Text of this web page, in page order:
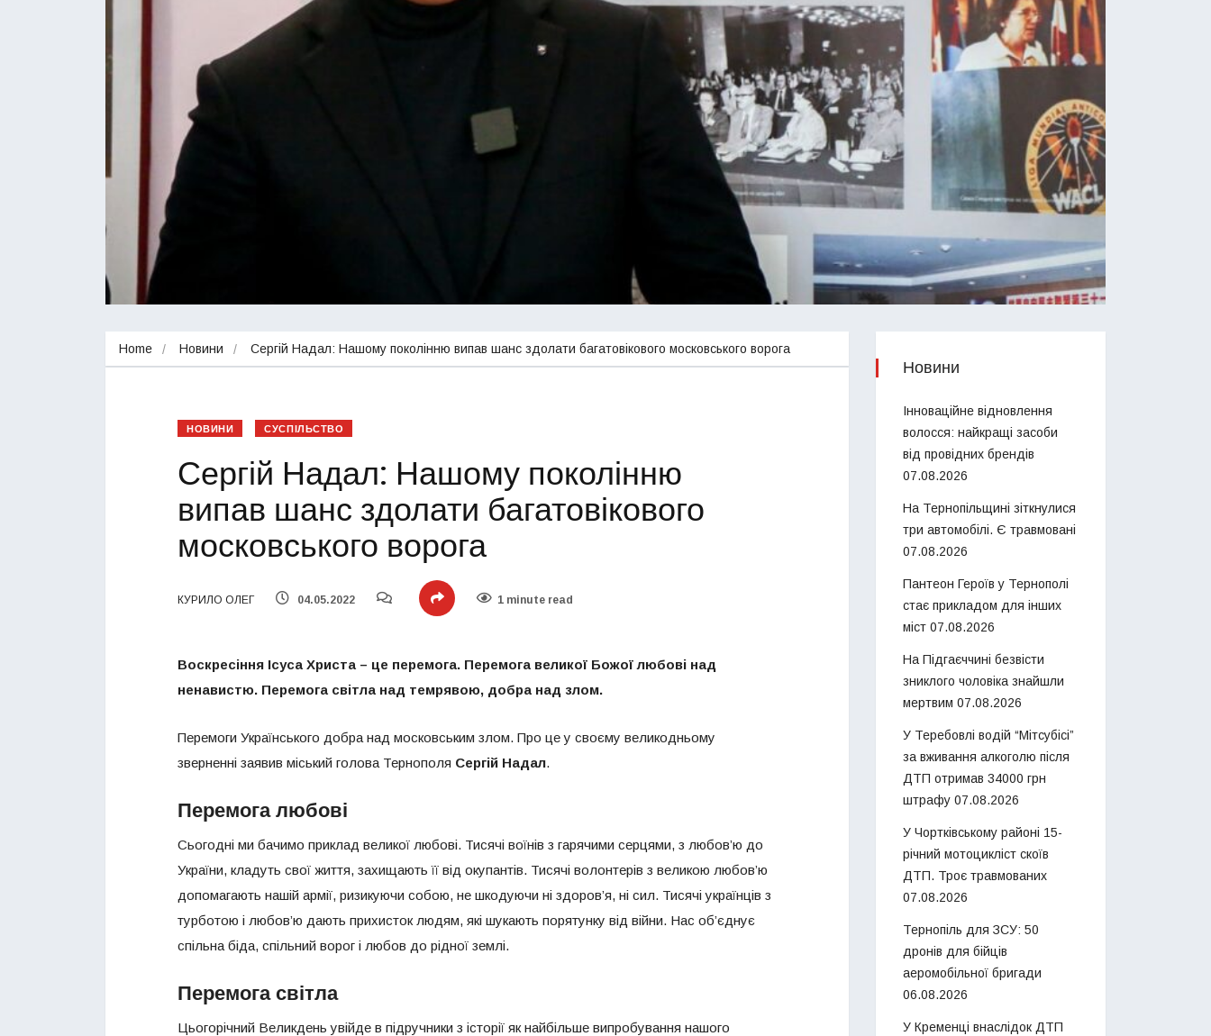
Home Новини Сергій Надал: Нашому поколінню випав шанс здолати багатовікового московського ворога
НОВИНИ СУСПІЛЬСТВО
Сергій Надал: Нашому поколінню
випав шанс здолати багатовікового
московського ворога
КУРИЛО ОЛЕГ 04.05.2022 1 minute read
Воскресіння Ісуса Христа – це перемога. Перемога великої Божої любові над
ненавистю. Перемога світла над темрявою, добра над злом.
Перемоги Українського добра над московським злом. Про це у своєму великодньому
зверненні заявив міський голова Тернополя Сергій Надал.
Перемога любові
Сьогодні ми бачимо приклад великої любові. Тисячі воїнів з гарячими серцями, з любов’ю до
України, кладуть свої життя, захищають її від окупантів. Тисячі волонтерів з великою любов’ю
допомагають нашій армії, ризикуючи собою, не шкодуючи ні здоров’я, ні сил. Тисячі українців з
турботою і любов’ю дають прихисток людям, які шукають порятунку від війни. Нас об’єднує
спільна біда, спільний ворог і любов до рідної землі.
Перемога світла
Цьогорічний Великдень увійде в підручники з історії як найбільше випробування нашого
Новини
Інноваційне відновлення
волосся: найкращі засоби
від провідних брендів
07.08.2026
На Тернопільщині зіткнулися
три автомобілі. Є травмовані
07.08.2026
Пантеон Героїв у Тернополі
стає прикладом для інших
міст 07.08.2026
На Підгаєччині безвісти
зниклого чоловіка знайшли
мертвим 07.08.2026
У Теребовлі водій “Мітсубісі”
за вживання алкоголю після
ДТП отримав 34000 грн
штрафу 07.08.2026
У Чортківському районі 15-
річний мотоцикліст скоїв
ДТП. Троє травмованих
07.08.2026
Тернопіль для ЗСУ: 50
дронів для бійців
аеромобільної бригади
06.08.2026
У Кременці внаслідок ДТП